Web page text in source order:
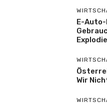
E-
Wir